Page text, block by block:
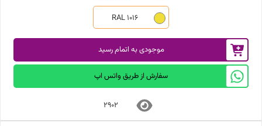
RAL 1016
موجودی به اتمام رسید
سفارش از طریق واتس اپ
2902